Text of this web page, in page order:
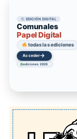
EDICIÓN DIGITAL
Comunales
Papel Digital
todas las ediciones
Acceder→
ediciones 2026